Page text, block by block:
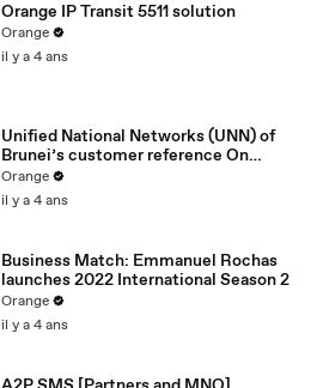
Orange IP Transit 5511 solution
Orange
il y a 4 ans
Unified National Networks (UNN) of
Brunei’s customer reference On
Orange International Carrier’s Roaming
Global eXchange solution
Orange
il y a 4 ans
Business Match: Emmanuel Rochas
launches 2022 International Season 2
Orange
il y a 4 ans